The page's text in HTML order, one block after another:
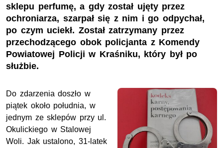
sklepu perfumę, a gdy został ujęty przez
ochroniarza, szarpał się z nim i go odpychał,
po czym uciekł. Został zatrzymany przez
przechodzącego obok policjanta z Komendy
Powiatowej Policji w Kraśniku, który był po
służbie.
Do zdarzenia doszło w
piątek około południa, w
jednym ze sklepów przy ul.
Okulickiego w Stalowej
Woli. Jak ustalono, 31-latek